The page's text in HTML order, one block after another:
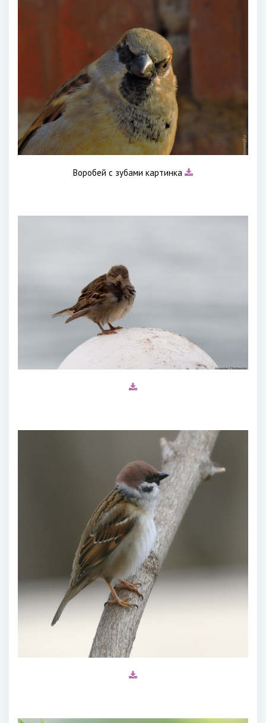
Воробей с зубами картинка